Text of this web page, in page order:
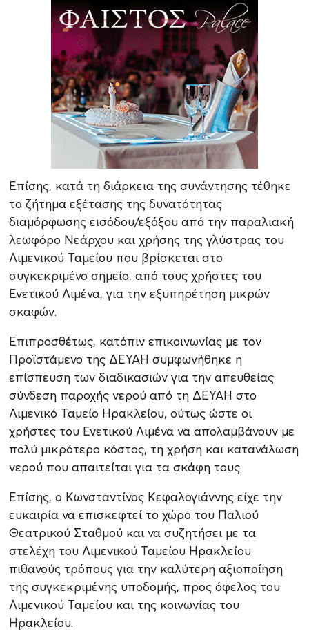
Επίσης, κατά τη διάρκεια της συνάντησης τέθηκε
το ζήτημα εξέτασης της δυνατότητας
διαμόρφωσης εισόδου/εξόξου από την παραλιακή
λεωφόρο Νεάρχου και χρήσης της γλύστρας του
Λιμενικού Ταμείου που βρίσκεται στο
συγκεκριμένο σημείο, από τους χρήστες του
Ενετικού Λιμένα, για την εξυπηρέτηση μικρών
σκαφών.
Επιπροσθέτως, κατόπιν επικοινωνίας με τον
Προϊστάμενο της ΔΕΥΑΗ συμφωνήθηκε η
επίσπευση των διαδικασιών για την απευθείας
σύνδεση παροχής νερού από τη ΔΕΥΑΗ στο
Λιμενικό Ταμείο Ηρακλείου, ούτως ώστε οι
χρήστες του Ενετικού Λιμένα να απολαμβάνουν με
πολύ μικρότερο κόστος, τη χρήση και κατανάλωση
νερού που απαιτείται για τα σκάφη τους.
Επίσης, ο Κωνσταντίνος Κεφαλογιάννης είχε την
ευκαιρία να επισκεφτεί το χώρο του Παλιού
Θεατρικού Σταθμού και να συζητήσει με τα
στελέχη του Λιμενικού Ταμείου Ηρακλείου
πιθανούς τρόπους για την καλύτερη αξιοποίηση
της συγκεκριμένης υποδομής, προς όφελος του
Λιμενικού Ταμείου και της κοινωνίας του
Ηρακλείου.